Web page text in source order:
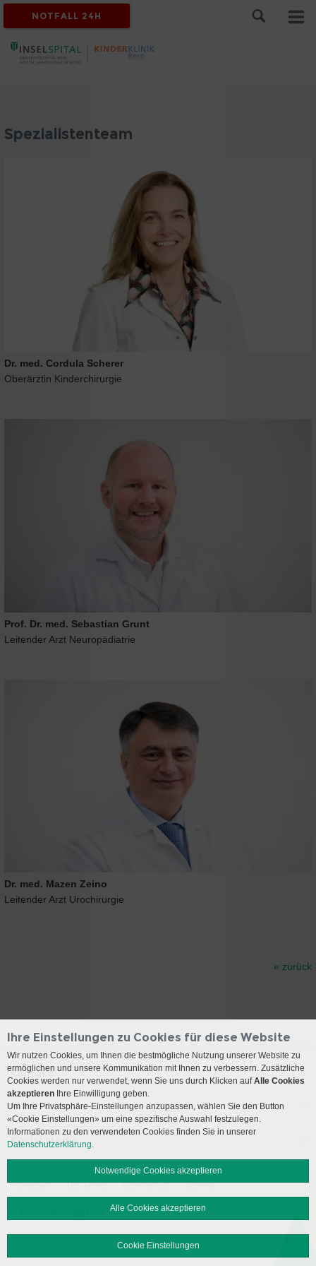
NOTFALL 24H
Spezialistenteam
Dr. med. Cordula Scherer
Oberärztin Kinderchirurgie
Prof. Dr. med. Sebastian Grunt
Leitender Arzt Neuropädiatrie
Dr. med. Mazen Zeino
Leitender Arzt Urochirurgie
« zurück
Kontakt
Anreise
Social Media
Impressum Disclaimer Datenschutz Sitemap
Ihre Einstellungen zu Cookies für diese Website
Wir nutzen Cookies, um Ihnen die bestmögliche Nutzung unserer Website zu
ermöglichen und unsere Kommunikation mit Ihnen zu verbessern. Zusätzliche
Cookies werden nur verwendet, wenn Sie uns durch Klicken aufAlle Cookies
akzeptieren Ihre Einwilligung geben.
Um Ihre Privatsphäre-Einstellungen anzupassen, wählen Sie den Button
«Cookie Einstellungen» um eine spezifische Auswahl festzulegen.
Informationen zu den verwendeten Cookies finden Sie in unserer
Datenschutzerklärung.
Notwendige Cookies akzeptieren
Alle Cookies akzeptieren
Cookie Einstellungen